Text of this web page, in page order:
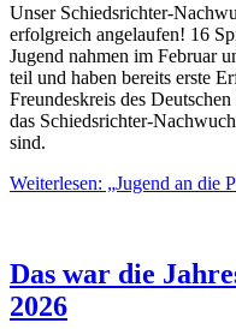
Unser Schiedsrichter-
erfolgreich angelaufen! 16
Jugend nahmen im Februar
teil und haben bereits erste
Freundeskreis des
das Schiedsrichter-
sind.
Weiterlesen: „Jugend an die
Das war die
2026